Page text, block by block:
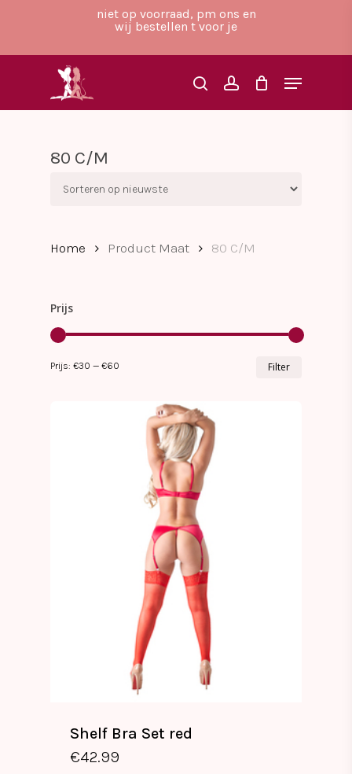
content
niet op voorraad, pm ons en
wij bestellen t voor je
searchaccount
Menu
80 C/M
Home Product Maat 80 C/M
Prijs
Filter
Prijs: €30 — €60
Shelf Bra Set red
€42.99